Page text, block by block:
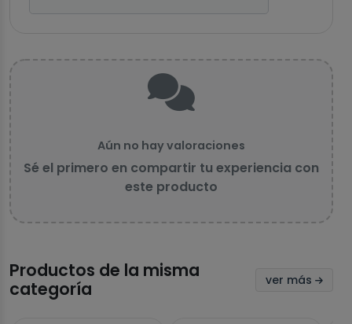
Aún no hay valoraciones
Sé el primero en compartir tu experiencia con
este producto
Productos de la misma
categoría
ver más